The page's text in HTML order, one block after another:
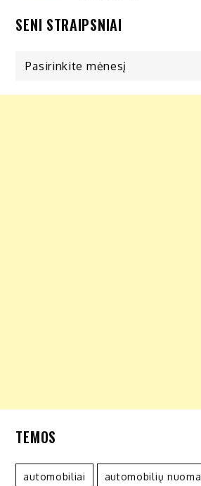
SENI STRAIPSNIAI
TEMOS
automobiliai automobilių nuoma